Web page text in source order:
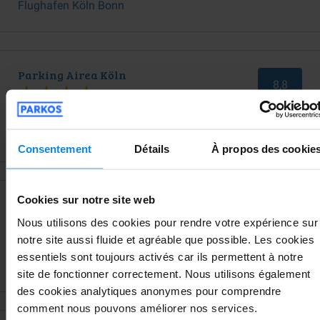
Consentement Détails À propos des
Cookies sur notre site web
Nous utilisons des cookies pour rendre votre expérience sur
notre site aussi fluide et agréable que possible. Les cookies
essentiels sont toujours activés car ils permettent à notre
site de fonctionner correctement. Nous utilisons également
des cookies analytiques anonymes pour comprendre
comment nous pouvons améliorer nos services.
Flughafen Köln Bonn
Parking Airea Köln
Afficher les évaluations de Parking Airea
8,8
Safe Parken Koeln
Afficher les évaluations de Safe Parken
Koeln